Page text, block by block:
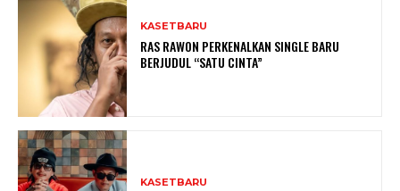
KASETBARU
RAS RAWON PERKENALKAN SINGLE BARU
BERJUDUL “SATU CINTA”
KASETBARU